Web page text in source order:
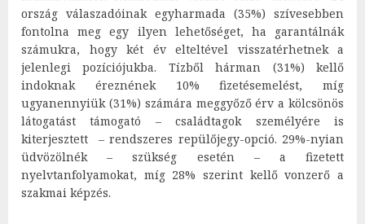
ország válaszadóinak egyharmada (35%) szívesebben
fontolna meg egy ilyen lehetőséget, ha garantálnák
számukra, hogy két év elteltével visszatérhetnek a
jelenlegi pozíciójukba. Tízből hárman (31%) kellő
indoknak éreznének 10% fizetésemelést, míg
ugyanennyiük (31%) számára meggyőző érv a kölcsönös
látogatást támogató – családtagok személyére is
kiterjesztett – rendszeres repülőjegy-opció. 29%-nyian
üdvözölnék – szükség esetén – a fizetett
nyelvtanfolyamokat, míg 28% szerint kellő vonzerő a
szakmai képzés.